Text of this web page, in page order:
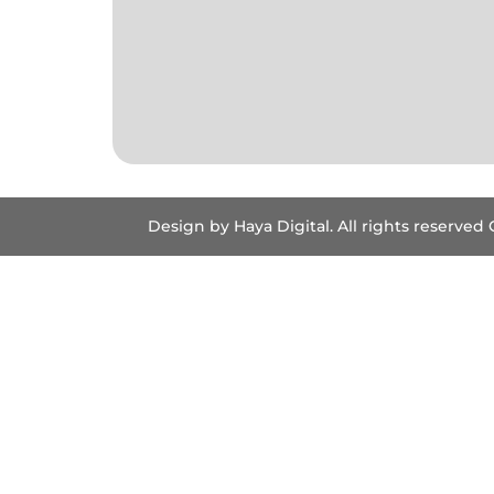
Design by Haya Digital. All rights reserved